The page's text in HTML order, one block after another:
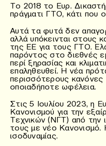
Το 2018 το Ευρ.
πράγματι ΓΤΟ, κάτι που
Αυτά τα φυτά δεν
αλλά υπόκεινται στους
της ΕΕ για τους ΓΤΟ.
παρόντος στο διεθνές
περί ξηρασίας και
επαληθευθεί. Η νέα
περισσότερους κανόνες
οποιαδήποτε ωφέλεια.
Στις 5 Ιουλίου 2023, η
Κανονισμού για την
Τεχνικών (ΝΓΤ) από την
τους με νέο Κανονισμό.
ισοδυναμίας.